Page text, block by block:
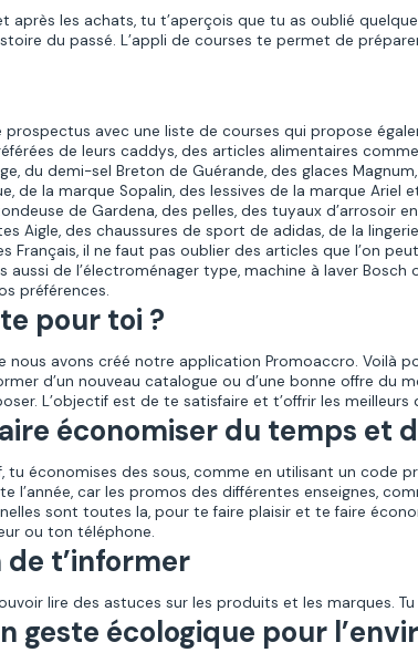
après les achats, tu t’aperçois que tu as oublié
du passé. L’appli de courses te permet de
avec une liste de courses qui propose
de leurs caddys, des articles alimentaires
du demi-sel Breton de Guérande, des glaces
de la marque Sopalin, des lessives de la marque
de Gardena, des pelles, des tuyaux d’arrosoir
Aigle, des chaussures de sport de adidas, de la
Français, il ne faut pas oublier des articles que l’on
aussi de l’électroménager type, machine à laver Bosch
préférences.
pour toi ?
nous avons créé notre application Promoaccro. Voilà
d’un nouveau catalogue ou d’une bonne offre
L’objectif est de te satisfaire et t’offrir les meilleurs
économiser du temps et
économises des sous, comme en utilisant un code
l’année, car les promos des différentes enseignes,
sont toutes la, pour te faire plaisir et te faire
ou ton téléphone.
t’informer
lire des astuces sur les produits et les marques.
geste écologique pour